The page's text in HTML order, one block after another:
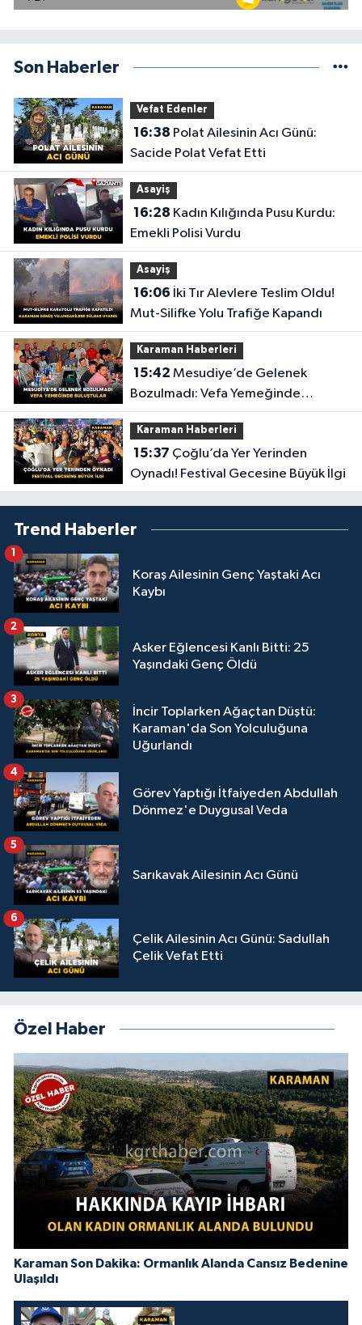
Son Haberler
Vefat Edenler
16:38
Sacide Polat Vefat Etti
Asayiş
16:28
Emekli Polisi Vurdu
Asayiş
16:06
Mut-Silifke Yolu Trafiğe Kapandı
Karaman Haberleri
15:42
Bozulmadı: Vefa Yemeğinde
Buluştular
Karaman Haberleri
15:37
Oynadı! Festival Gecesine Büyük İlgi
Trend Haberler
Koraş Ailesinin Genç Yaştaki Acı
Kaybı
1
Asker Eğlencesi Kanlı Bitti: 25
Yaşındaki Genç Öldü
2
İncir Toplarken Ağaçtan Düştü:
Karaman'da Son Yolculuğuna
Uğurlandı
3
Görev Yaptığı İtfaiyeden Abdullah
Dönmez'e Duygusal Veda
4
Sarıkavak Ailesinin Acı Günü
5
Çelik Ailesinin Acı Günü: Sadullah
Çelik Vefat Etti
6
Özel Haber
Karaman Son Dakika: Ormanlık Alanda Cansız Bedenine
Ulaşıldı